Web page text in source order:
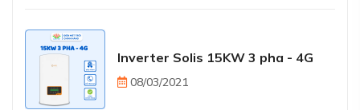
Inverter Solis 15KW 3 pha - 4G
08/03/2021